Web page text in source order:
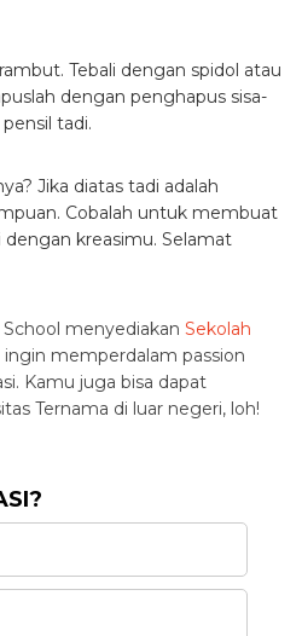
Tebali dengan spidol atau
dengan penghapus sisa-
tadi.
Jika diatas tadi adalah
Cobalah untuk membuat
dengan kreasimu. Selamat
menyediakan Sekolah
memperdalam passion
Kamu juga bisa dapat
Ternama di luar negeri, loh!